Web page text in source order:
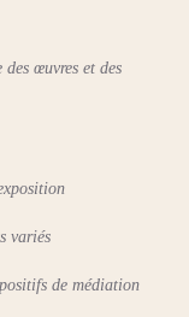
œuvres et des
variés
de médiation